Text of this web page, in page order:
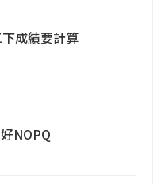
下成績要計算
NOPQ